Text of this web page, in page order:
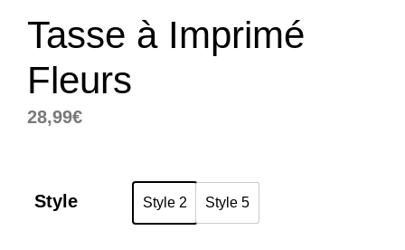
Tasse à Imprimé
Fleurs
28,99€
Style Style 2 Style 5